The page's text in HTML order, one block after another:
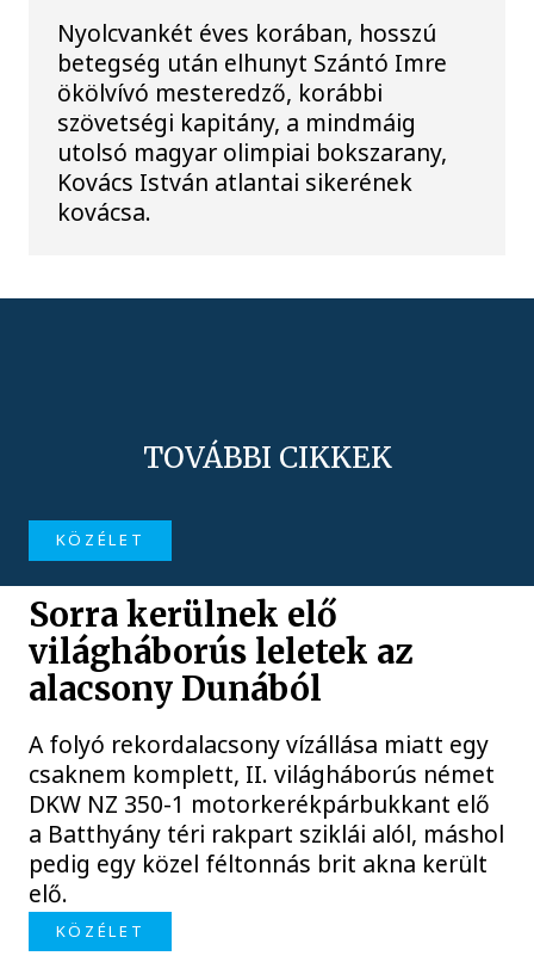
Nyolcvankét éves korában, hosszú
betegség után elhunyt Szántó Imre
ökölvívó mesteredző, korábbi
szövetségi kapitány, a mindmáig
utolsó magyar olimpiai bokszarany,
Kovács István atlantai sikerének
kovácsa.
TOVÁBBI CIKKEK
KÖZÉLET
Sorra kerülnek elő
világháborús leletek az
alacsony Dunából
A folyó rekordalacsony vízállása miatt egy
csaknem komplett, II. világháborús német
DKW NZ 350-1 motorkerékpárbukkant elő
a Batthyány téri rakpart sziklái alól, máshol
pedig egy közel féltonnás brit akna került
elő.
KÖZÉLET